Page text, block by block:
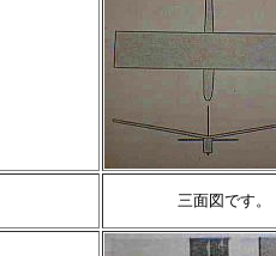
三面図です。